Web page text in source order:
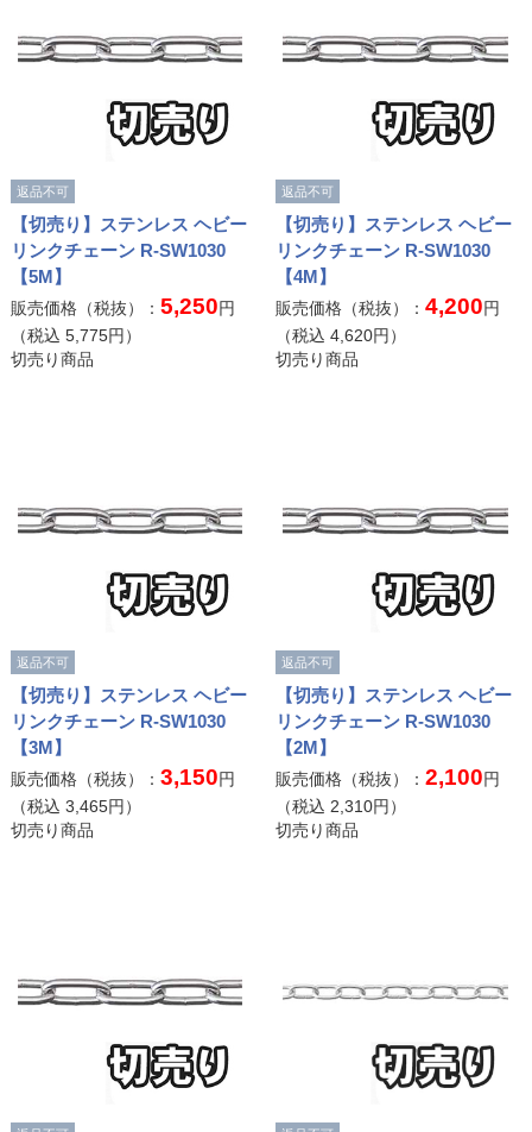
返品不可
【切売り】ステンレス ヘビー
リンクチェーン R-SW1030
【5M】
販売価格（税抜）： 5,250円
（税込 5,775円）
切売り商品
返品不可
【切売り】ステンレス ヘビー
リンクチェーン R-SW1030
【4M】
販売価格（税抜）：4,200円
（税込4,620円）
切売り商品
返品不可
【切売り】ステンレス ヘビー
リンクチェーン R-SW1030
【3M】
販売価格（税抜）： 3,150円
（税込 3,465円）
切売り商品
返品不可
【切売り】ステンレス ヘビー
リンクチェーン R-SW1030
【2M】
販売価格（税抜）：2,100円
（税込2,310円）
切売り商品